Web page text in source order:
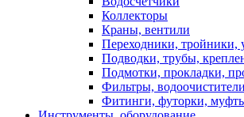
Коллекторы
Краны, вентили
Переходники, тройники,
Подводки, трубы,
Подмотки, прокладки,
Фильтры, водоочистители
Фитинги, футорки,